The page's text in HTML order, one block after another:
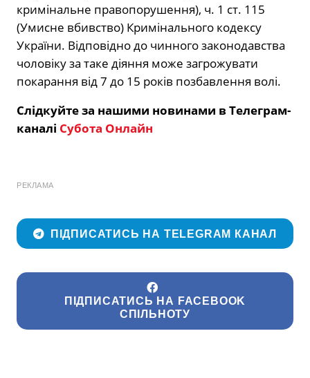
кримінальне правопорушення), ч. 1 ст. 115
(Умисне вбивство) Кримінального кодексу
України. Відповідно до чинного законодавства
чоловіку за таке діяння може загрожувати
покарання від 7 до 15 років позбавлення волі.
Слідкуйте за нашими новинами в Телеграм-
каналі Субота Онлайн
РЕКЛАМА
ПІДПИСАТИСЬ НА TELEGRAM КАНАЛ
ПІДПИСАТИСЬ НА FACEBOOK
СПІЛЬНОТУ